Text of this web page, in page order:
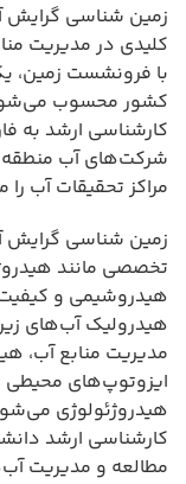
زمین شناسی گرایش
کلیدی در مدیریت
با فرونشست زمین،
کشور محسوب
کارشناسی ارشد به
شرکت‌های آب
مراکز تحقیقات آب
زمین شناسی
تخصصی مانند
هیدروشیمی و کیفیت
هیدرولیک آب‌های
مدیریت منابع آب،
ایزوتوپ‌های
هیدروژئولوژی
کارشناسی ارشد
مطالعه و مدیریت